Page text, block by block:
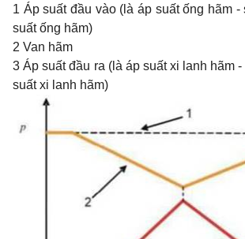
1 Áp suất đầu vào (là áp suất ống hãm
suất ống hãm)
2 Van hãm
3 Áp suất đầu ra (là áp suất xi lanh hãm
suất xi lanh hãm)